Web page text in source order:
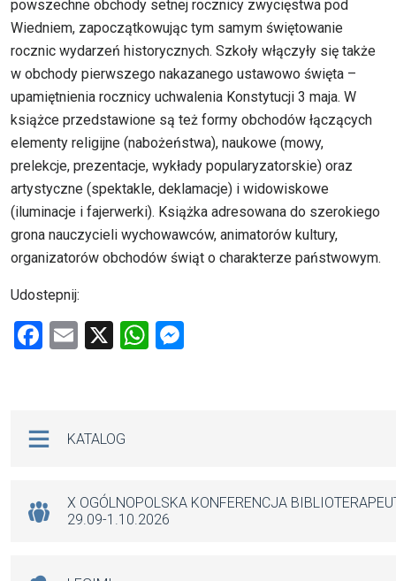
powszechne obchody setnej rocznicy zwycięstwa pod
Wiedniem, zapoczątkowując tym samym świętowanie
rocznic wydarzeń historycznych. Szkoły włączyły się także
w obchody pierwszego nakazanego ustawowo święta –
upamiętnienia rocznicy uchwalenia Konstytucji 3 maja. W
książce przedstawione są też formy obchodów łączących
elementy religijne (nabożeństwa), naukowe (mowy,
prelekcje, prezentacje, wykłady popularyzatorskie) oraz
artystyczne (spektakle, deklamacje) i widowiskowe
(iluminacje i fajerwerki). Książka adresowana do szerokiego
grona nauczycieli wychowawców, animatorów kultury,
organizatorów obchodów świąt o charakterze państwowym.
Udostepnij:
F
o
k
E
X
W
p
KATALOG
X OGÓLNOPOLSKA KONFERENCJA
29.09-1.10.2026